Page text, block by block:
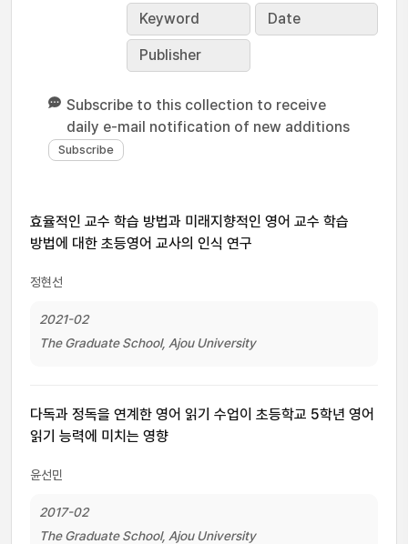
Keyword Date
Publisher
Subscribe to this collection to receive
daily e-mail notification of new additions
효율적인 교수 학습 방법과 미래지향적인 영어 교수 학습
방법에 대한 초등영어 교사의 인식 연구
정현선
2021-02
The Graduate School, Ajou University
다독과 정독을 연계한 영어 읽기 수업이 초등학교 5학년 영어
읽기 능력에 미치는 영향
윤선민
2017-02
The Graduate School, Ajou University